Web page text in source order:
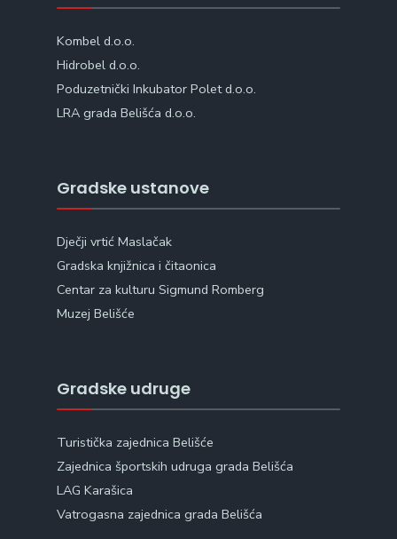
Kombel d.o.o.
Hidrobel d.o.o.
Poduzetnički Inkubator Polet d.o.o.
LRA grada Belišća d.o.o.
Gradske ustanove
Dječji vrtić Maslačak
Gradska knjižnica i čitaonica
Centar za kulturu Sigmund Romberg
Muzej Belišće
Gradske udruge
Turistička zajednica Belišće
Zajednica športskih udruga grada Belišća
LAG Karašica
Vatrogasna zajednica grada Belišća